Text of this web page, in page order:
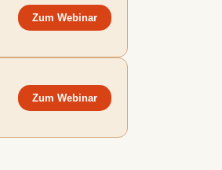
Zum Webinar
Zum Webinar